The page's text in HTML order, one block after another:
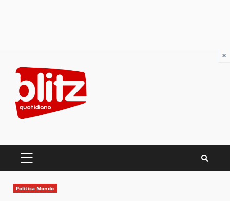
content
PRIMARY
Politica Mondo
×